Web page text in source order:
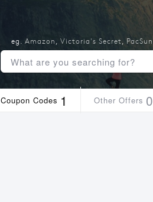
Coupon Codes 1 Other Offers 0
eg. Amazon , Victoria's Secret, PacSun